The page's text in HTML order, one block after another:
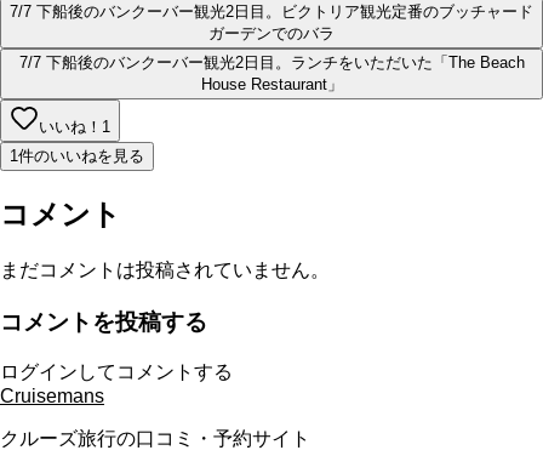
7/7 下船後のバンクーバー観光2日目。ビクトリア観光定番のブッチャード
ガーデンでのバラ
7/7 下船後のバンクーバー観光2日目。ランチをいただいた「The Beach
House Restaurant」
いいね！ 1
1件のいいねを見る
コメント
まだコメントは投稿されていません。
コメントを投稿する
ログインしてコメントする
Cruisemans
クルーズ旅行の口コミ・予約サイト